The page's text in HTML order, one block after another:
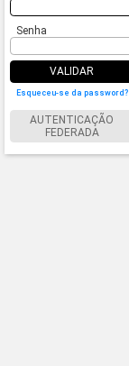
Senha
VALIDAR
Esqueceu-se da password?
AUTENTICAÇÃO
FEDERADA